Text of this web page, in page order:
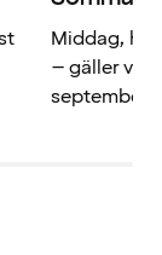
Middag,
– gäller
september.